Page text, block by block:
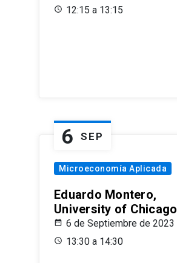
12:15 a 13:15
6 SEP
Microeconomía Aplicada
Eduardo Montero,
University of Chicago
6 de Septiembre de 2023
13:30 a 14:30